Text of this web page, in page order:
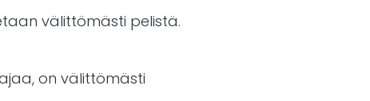
välittömästi pelistä.
on välittömästi